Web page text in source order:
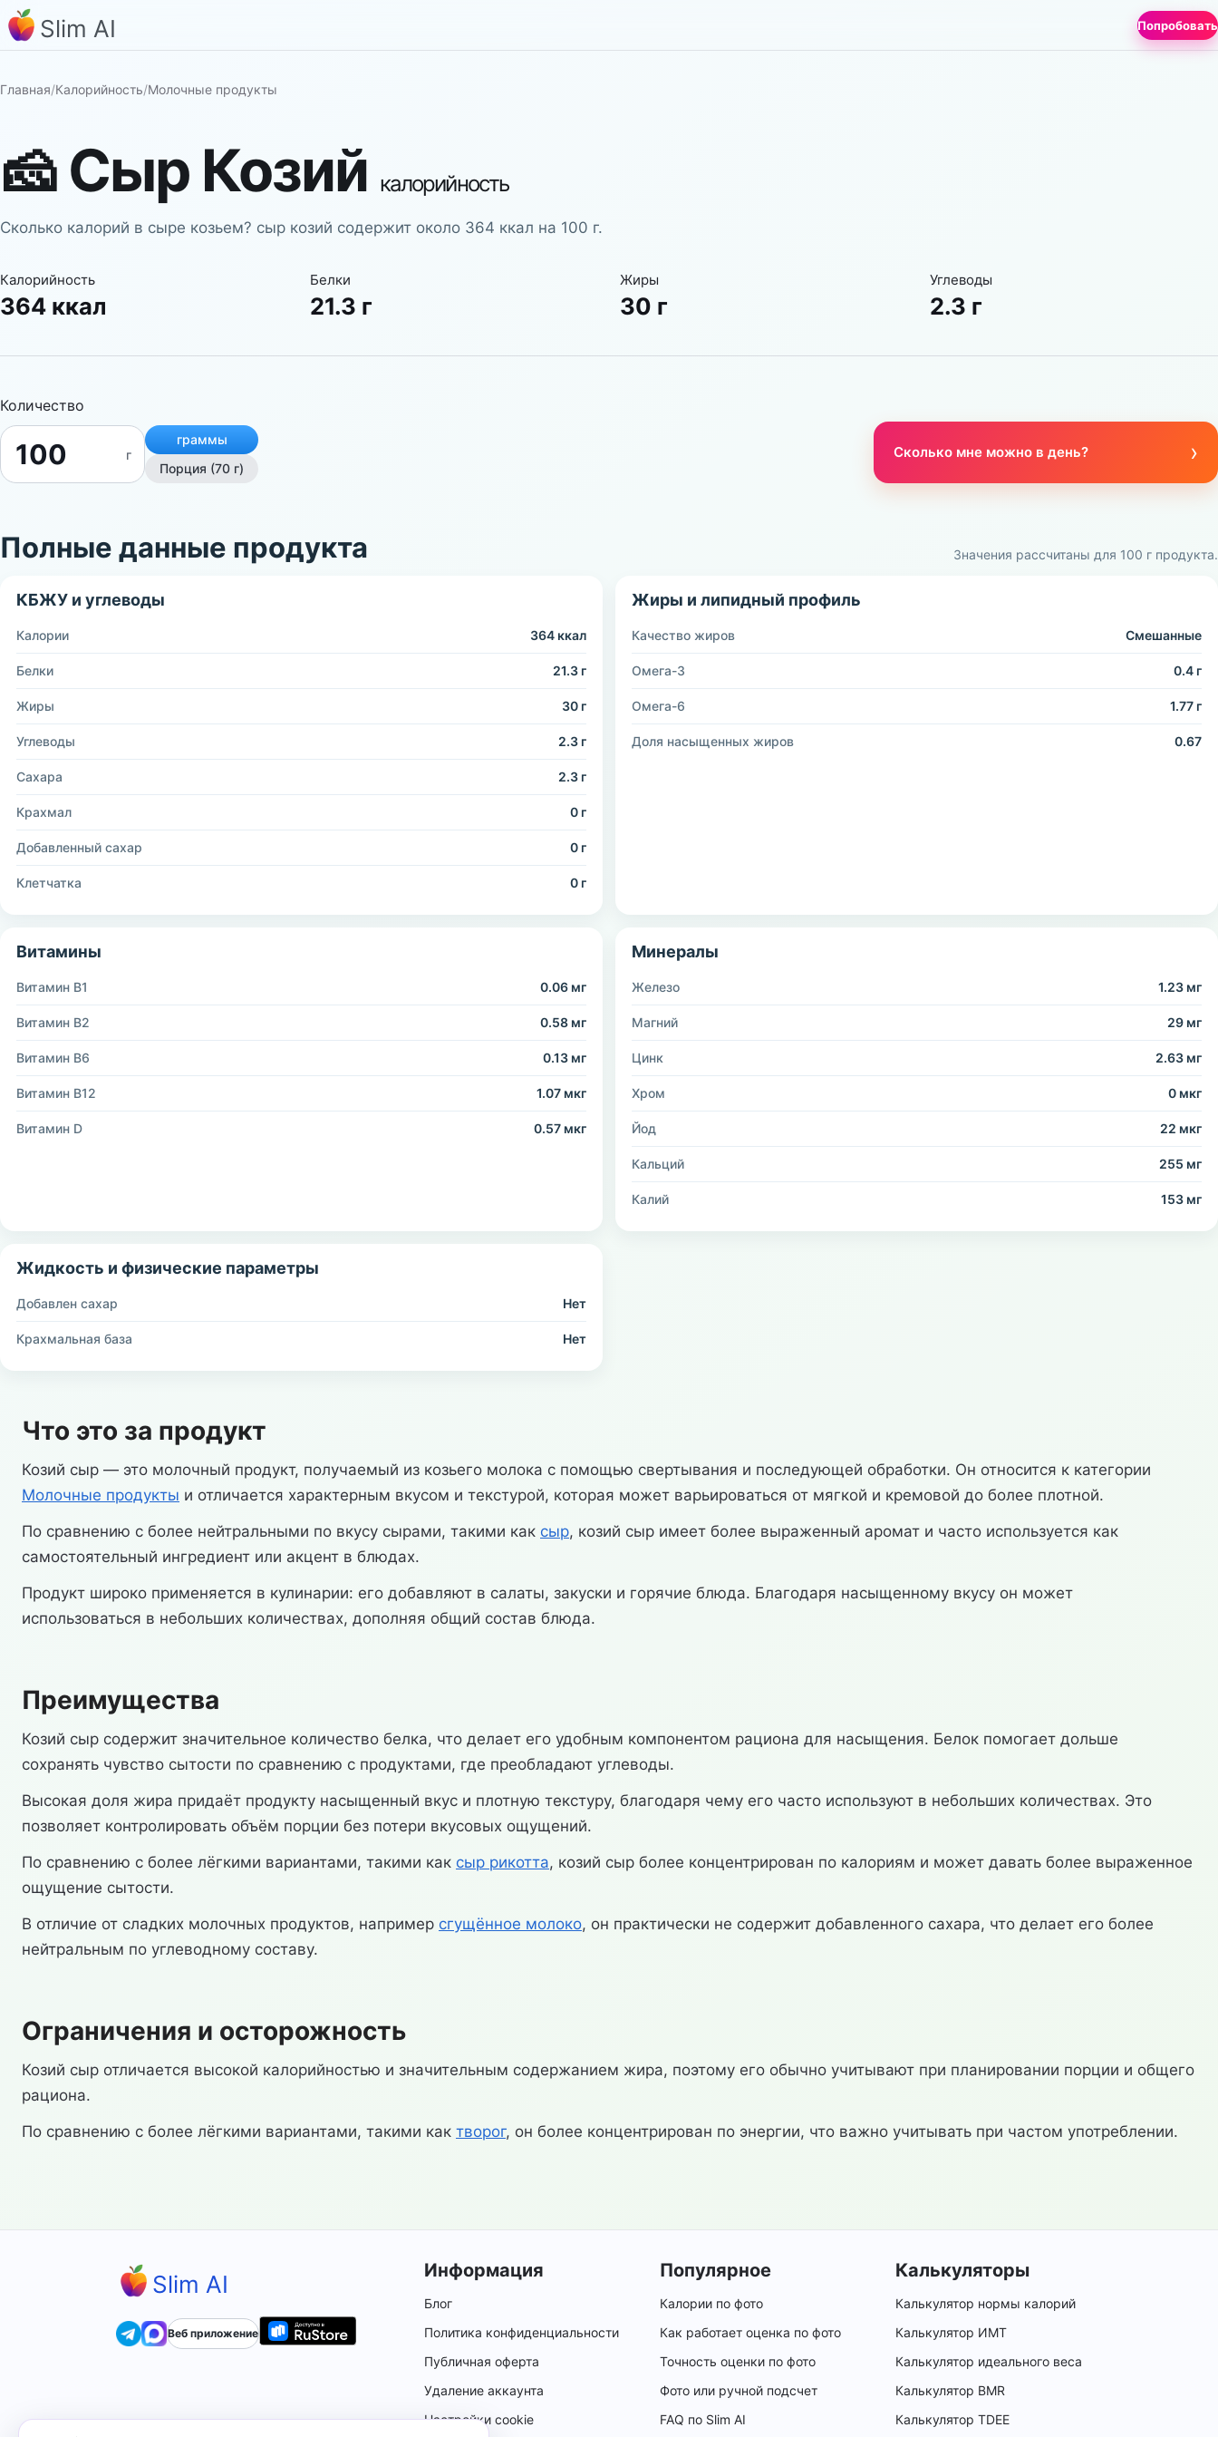
Slim AI Попробовать
Главная/Калорийность/Молочные продукты
🧀Сыр Козий калорийность
Сколько калорий в сыре козьем? сыр козий содержит около 364 ккал на 100 г.
Калорийность
364 ккал
Белки
21.3 г
Жиры
30 г
Углеводы
2.3 г
Количество
г
граммы
Порция (70 г)
Сколько мне можно в день? ›
Полные данные продукта Значения рассчитаны для 100 г продукта.
КБЖУ и углеводы
Калории 364 ккал
Белки 21.3 г
Жиры 30 г
Углеводы 2.3 г
Сахара 2.3 г
Крахмал 0 г
Добавленный сахар 0 г
Клетчатка 0 г
Жиры и липидный профиль
Качество жиров Смешанные
Омега-3 0.4 г
Омега-6 1.77 г
Доля насыщенных жиров 0.67
Витамины
Витамин B1 0.06 мг
Витамин B2 0.58 мг
Витамин B6 0.13 мг
Витамин B12 1.07 мкг
Витамин D 0.57 мкг
Минералы
Железо 1.23 мг
Магний 29 мг
Цинк 2.63 мг
Хром 0 мкг
Йод 22 мкг
Кальций 255 мг
Калий 153 мг
Жидкость и физические параметры
Добавлен сахар Нет
Крахмальная база Нет
Что это за продукт
Козий сыр — это молочный продукт, получаемый из козьего молока с помощью свертывания и последующей обработки. Он относится к категории
Молочные продукты и отличается характерным вкусом и текстурой, которая может варьироваться от мягкой и кремовой до более плотной.
По сравнению с более нейтральными по вкусу сырами, такими как сыр, козий сыр имеет более выраженный аромат и часто используется как
самостоятельный ингредиент или акцент в блюдах.
Продукт широко применяется в кулинарии: его добавляют в салаты, закуски и горячие блюда. Благодаря насыщенному вкусу он может
использоваться в небольших количествах, дополняя общий состав блюда.
Преимущества
Козий сыр содержит значительное количество белка, что делает его удобным компонентом рациона для насыщения. Белок помогает дольше
сохранять чувство сытости по сравнению с продуктами, где преобладают углеводы.
Высокая доля жира придаёт продукту насыщенный вкус и плотную текстуру, благодаря чему его часто используют в небольших количествах. Это
позволяет контролировать объём порции без потери вкусовых ощущений.
По сравнению с более лёгкими вариантами, такими как сыр рикотта, козий сыр более концентрирован по калориям и может давать более выраженное
ощущение сытости.
В отличие от сладких молочных продуктов, например сгущённое молоко, он практически не содержит добавленного сахара, что делает его более
нейтральным по углеводному составу.
Ограничения и осторожность
Козий сыр отличается высокой калорийностью и значительным содержанием жира, поэтому его обычно учитывают при планировании порции и общего
рациона.
По сравнению с более лёгкими вариантами, такими как творог, он более концентрирован по энергии, что важно учитывать при частом употреблении.
Slim AI
Веб приложение
Информация
Блог
Политика конфиденциальности
Публичная оферта
Удаление аккаунта
Настройки cookie
Популярное
Калории по фото
Как работает оценка по фото
Точность оценки по фото
Фото или ручной подсчет
FAQ по Slim AI
Калькуляторы
Калькулятор нормы калорий
Калькулятор ИМТ
Калькулятор идеального веса
Калькулятор BMR
Калькулятор TDEE